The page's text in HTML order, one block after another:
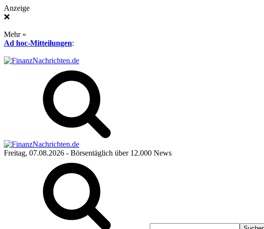
Anzeige
❌
Mehr »
Ad hoc-Mitteilungen:
Freitag, 07.08.2026 - Börsentäglich über 12.000 News